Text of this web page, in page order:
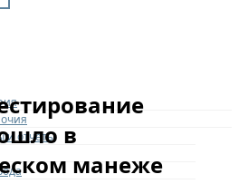
и отчеты в
манеже